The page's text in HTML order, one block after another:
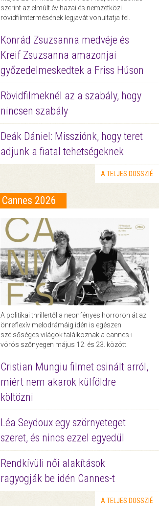
szerint az elmúlt év hazai és nemzetközi
rövidfilmtermésének legjavát vonultatja fel.
Konrád Zsuzsanna medvéje és
Kreif Zsuzsanna amazonjai
győzedelmeskedtek a Friss Húson
Rövidfilmeknél az a szabály, hogy
nincsen szabály
Deák Dániel: Missziónk, hogy teret
adjunk a fiatal tehetségeknek
A TELJES DOSSZIÉ
Cannes 2026
A politikai thrillertől a neonfényes horroron át az
önreflexív melodrámáig idén is egészen
szélsőséges világok találkoznak a cannes-i
vörös szőnyegen május 12. és 23. között.
Cristian Mungiu filmet csinált arról,
miért nem akarok külföldre
költözni
Léa Seydoux egy szörnyeteget
szeret, és nincs ezzel egyedül
Rendkívüli női alakítások
ragyogják be idén Cannes-t
A TELJES DOSSZIÉ